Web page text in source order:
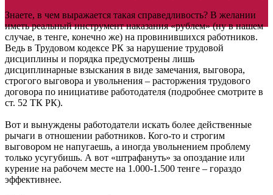
Знаете, в чем выражается такая справедливость? В желании
иметь реальный инструмент наказания «рублем» (ну в нашем
случае, в тенге, конечно же) на провинившихся работников.
Ведь в Трудовом кодексе РК за нарушение трудовой
дисциплины и порядка предусмотрены лишь
дисциплинарные взыскания в виде замечания, выговора,
строгого выговора и увольнения – расторжения трудового
договора по инициативе работодателя (подробнее смотрите в
ст. 52 ТК РК).
Вот и вынуждены работодатели искать более действенные
рычаги в отношении работников. Кого-то и строгим
выговором не напугаешь, а иногда увольнением проблему
только усугубишь. А вот «штрафануть» за опоздание или
курение на рабочем месте на 1.000-1.500 тенге – гораздо
эффективнее.